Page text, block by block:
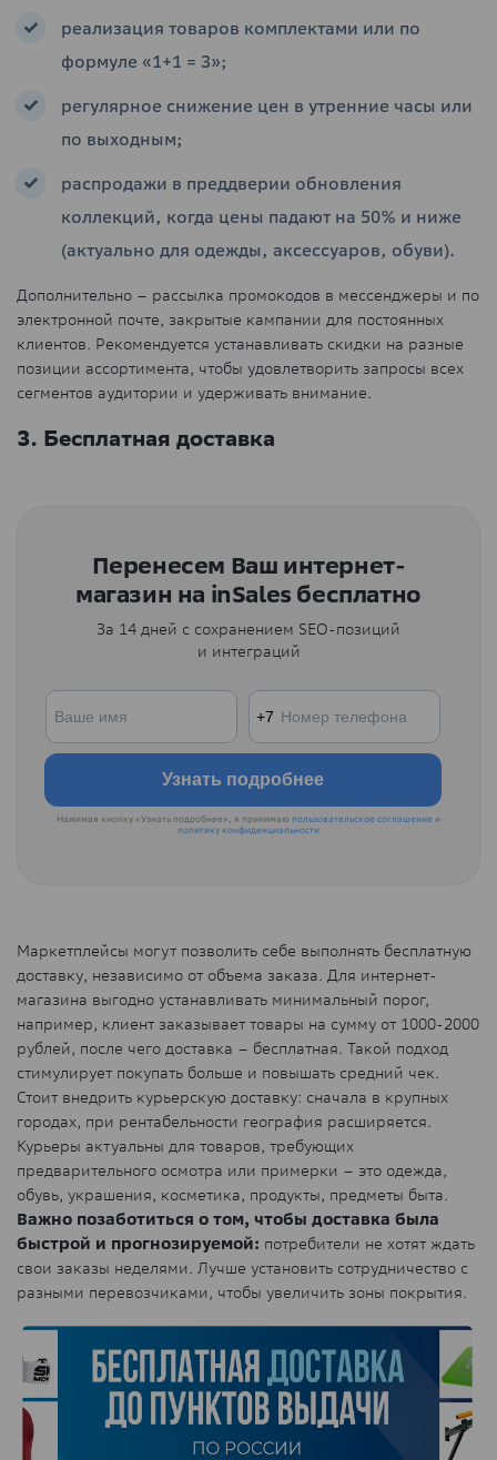
реализация товаров комплектами или по
формуле «1+1 = 3»;
регулярное снижение цен в утренние часы или
по выходным;
распродажи в преддверии обновления
коллекций, когда цены падают на 50% и ниже
(актуально для одежды, аксессуаров, обуви).
Дополнительно – рассылка промокодов в мессенджеры и по
электронной почте, закрытые кампании для постоянных
клиентов. Рекомендуется устанавливать скидки на разные
позиции ассортимента, чтобы удовлетворить запросы всех
сегментов аудитории и удерживать внимание.
3. Бесплатная доставка
Перенесем Ваш интернет-
магазин на inSales бесплатно
За 14 дней с сохранением SEO-позиций
и интеграций
Нажимая кнопку «Узнать подробнее», я принимаю пользовательское соглашение и
политику конфиденциальности
Маркетплейсы могут позволить себе выполнять бесплатную
доставку, независимо от объема заказа. Для интернет-
магазина выгодно устанавливать минимальный порог,
например, клиент заказывает товары на сумму от 1000-2000
рублей, после чего доставка – бесплатная. Такой подход
стимулирует покупать больше и повышать средний чек.
Стоит внедрить курьерскую доставку: сначала в крупных
городах, при рентабельности география расширяется.
Курьеры актуальны для товаров, требующих
предварительного осмотра или примерки – это одежда,
обувь, украшения, косметика, продукты, предметы быта.
Важно позаботиться о том, чтобы доставка была
быстрой и прогнозируемой: потребители не хотят ждать
свои заказы неделями. Лучше установить сотрудничество с
разными перевозчиками, чтобы увеличить зоны покрытия.